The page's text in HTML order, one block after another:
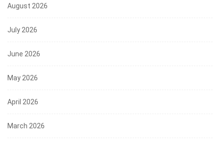
August 2026
July 2026
June 2026
May 2026
April 2026
March 2026